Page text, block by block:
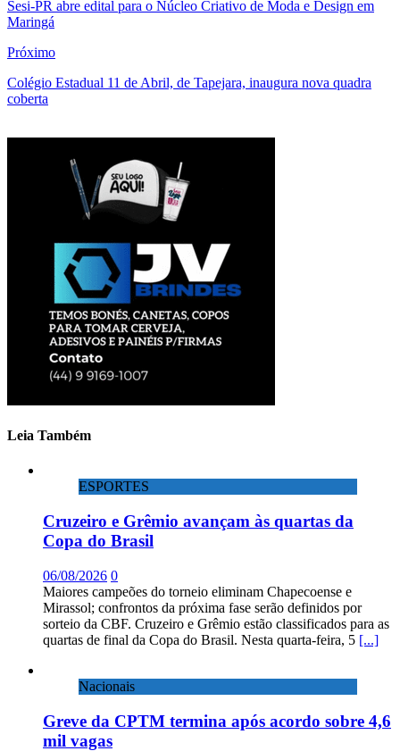
Sesi-PR abre edital para o Núcleo Criativo de Moda e Design em
Maringá
Próximo
Colégio Estadual 11 de Abril, de Tapejara, inaugura nova quadra
coberta
Leia Também
ESPORTES
Cruzeiro e Grêmio avançam às quartas da
Copa do Brasil
06/08/2026 0
Maiores campeões do torneio eliminam Chapecoense e
Mirassol; confrontos da próxima fase serão definidos por
sorteio da CBF. Cruzeiro e Grêmio estão classificados para as
quartas de final da Copa do Brasil. Nesta quarta-feira, 5 [...]
Nacionais
Greve da CPTM termina após acordo sobre 4,6
mil vagas